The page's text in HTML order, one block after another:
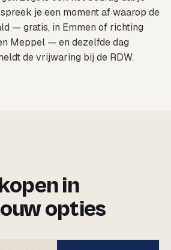
je een moment af waarop de
— gratis, in Emmen of richting
Meppel — en dezelfde dag
de vrijwaring bij de RDW.
in
opties